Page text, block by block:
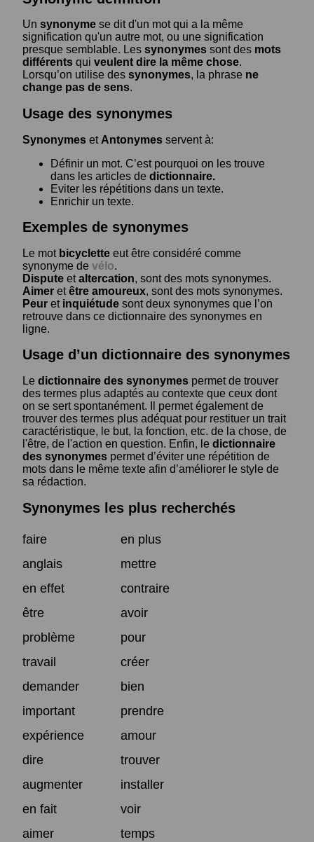
Un synonyme se dit d'un mot qui a la même
signification qu'un autre mot, ou une signification
presque semblable. Les synonymes sont des mots
différents qui veulent dire la même chose.
Lorsqu’on utilise des synonymes, la phrase ne
change pas de sens.
Usage des synonymes
Synonymes et Antonymes servent à:
Définir un mot. C’est pourquoi on les trouve
dans les articles de dictionnaire.
Eviter les répétitions dans un texte.
Enrichir un texte.
Exemples de synonymes
Le mot bicyclette eut être considéré comme
synonyme de vélo.
Dispute etaltercation, sont des mots synonymes.
Aimer etêtre amoureux, sont des mots synonymes.
Peur et inquiétude sont deux synonymes que l’on
retrouve dans ce dictionnaire des synonymes en
ligne.
Usage d’un dictionnaire des synonymes
Le dictionnaire des synonymes permet de trouver
des termes plus adaptés au contexte que ceux dont
on se sert spontanément. Il permet également de
trouver des termes plus adéquat pour restituer un trait
caractéristique, le but, la fonction, etc. de la chose, de
l'être, de l'action en question. Enfin, le dictionnaire
des synonymes permet d’éviter une répétition de
mots dans le même texte afin d’améliorer le style de
sa rédaction.
Synonymes les plus recherchés
faire
en plus
anglais
mettre
en effet
contraire
être
avoir
problème
pour
travail
créer
demander
bien
important
prendre
expérience
amour
dire
trouver
augmenter
installer
en fait
voir
aimer
temps